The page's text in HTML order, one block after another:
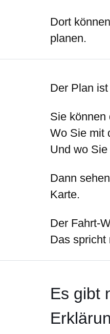
Dort
planen.
Der Plan
Sie können
Wo Sie mit
Und wo
Dann
Karte.
Der Fahrt-
Das spricht
Es gibt